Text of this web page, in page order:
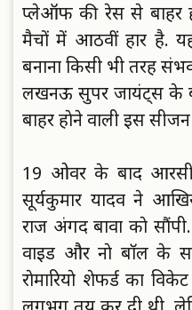
प्लेऑफ की रेस से बाहर
मैचाें में आठवीं हार है.
बनाना किसी भी तरह
लखनऊ सुपर जायंट्स के
बाहर हाेने वाली इस
19 ओवर के बाद
सूर्यकुमार यादव ने
राज अंगद बावा काे
वाइड और नाे बाॅल के
राेमारियाे शेफर्ड का